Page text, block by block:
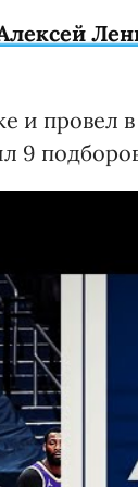
и провел
9